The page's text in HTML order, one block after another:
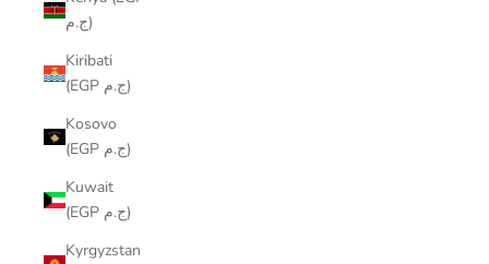
ج.م)
Kiribati
(EGP ج.م)
Kosovo
(EGP ج.م)
Kuwait
(EGP ج.م)
Kyrgyzstan